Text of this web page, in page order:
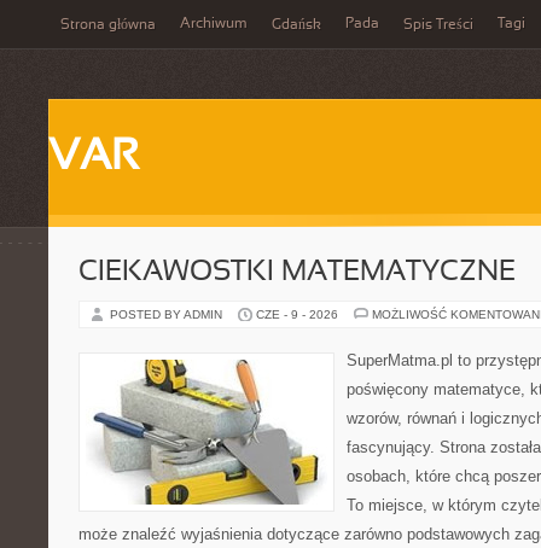
Strona główna Archiwum Gdańsk Pada Spis Treści Tagi
VAR
CIEKAWOSTKI MATEMATYCZNE
POSTED BY ADMIN CZE - 9 - 2026 MOŻLIWOŚĆ
SuperMatma.pl to
poświęcony matematyce,
wzorów, równań i
fascynujący. Strona
osobach, które chcą
To miejsce, w którym
może znaleźć wyjaśnienia dotyczące zarówno podstawowych